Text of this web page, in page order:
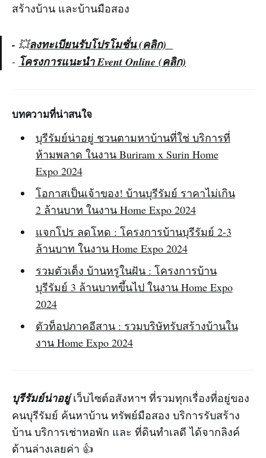
สร้างบ้าน และบ้านมือสอง
- 💥ลงทะเบียนรับโปรโมชั่น (คลิก)
- โครงการแนะนำ Event Online (คลิก)
บทความที่น่าสนใจ
บุรีรัมย์น่าอยู่ ชวนตามหาบ้านที่ใช่ บริการที่
ห้ามพลาด ในงาน Buriram x Surin Home
Expo 2024
โอกาสเป็นเจ้าของ! บ้านบุรีรัมย์ ราคาไม่เกิน
2 ล้านบาท ในงาน Home Expo 2024
แจกโปร ลดโหด : โครงการบ้านบุรีรัมย์ 2-3
ล้านบาท ในงาน Home Expo 2024
รวมตัวเต็ง บ้านหรูในฝัน : โครงการบ้าน
บุรีรัมย์ 3 ล้านบาทขึ้นไป ในงาน Home Expo
2024
ตัวท็อปภาคอีสาน : รวมบริษัทรับสร้างบ้านใน
งาน Home Expo 2024
บุรีรัมย์น่าอยู่เว็บไซต์อสังหาฯ ที่รวมทุกเรื่องที่อยู่ของ
คนบุรีรัมย์ ค้นหาบ้าน ทรัพย์มือสอง บริการรับสร้าง
บ้าน บริการเช่าหอพัก และ ที่ดินทำเลดี ได้จากลิงค์
ด้านล่างเลยค่า 👍